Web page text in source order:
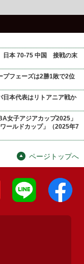
日本 70-75 中国 接戦の末
プフェーズは2勝1敗で2位
日本代表はリトアニア戦か
女子アジアカップ2025」
ールドカップ」（2025年7
ページトップへ